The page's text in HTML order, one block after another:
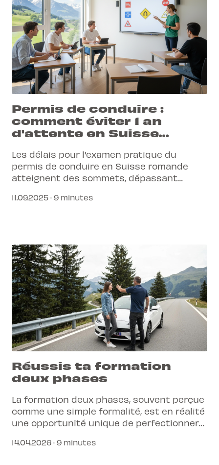
Permis de conduire :
comment éviter 1 an
d'attente en Suisse
Les délais pour l'examen pratique du
permis de conduire en Suisse romande
atteignent des sommets, dépassant
solutions existent pour ne pas subir cette
des mois précieux.
11.09.2025 · 9 minutes
Réussis ta formation
deux phases
La formation deux phases, souvent perçue
comme une simple formalité, est en réalité
une opportunité unique de perfectionner
14.04.2026 · 9 minutes